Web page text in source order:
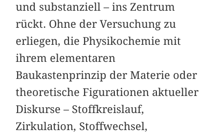
und substanziell – ins Zentrum
rückt. Ohne der Versuchung zu
erliegen, die Physikochemie mit
ihrem elementaren
Baukastenprinzip der Materie oder
theoretische Figurationen aktueller
Diskurse – Stoffkreislauf,
Zirkulation, Stoffwechsel,